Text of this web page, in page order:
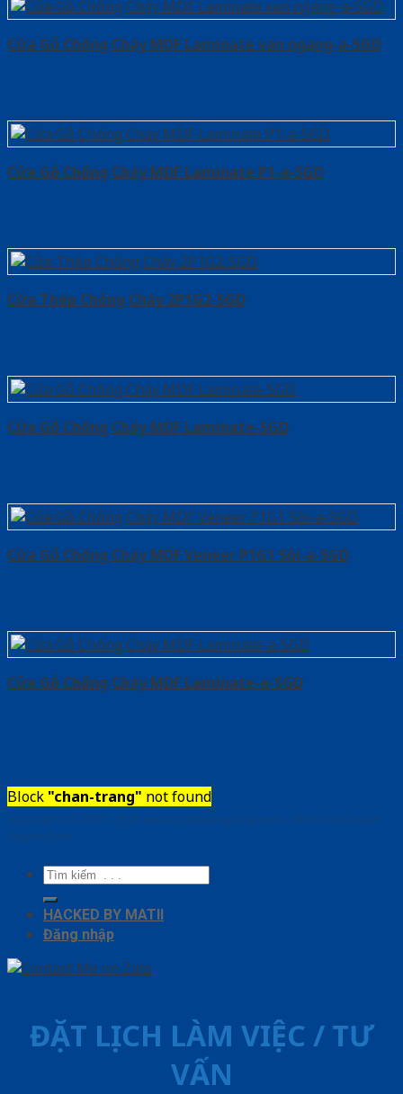
Cửa Gỗ Chống Cháy MDF Laminate van ngang-a-SGD
Cửa Gỗ Chống Cháy MDF Laminate P1-a-SGD
Cửa Thép Chống Cháy 2P1G2-SGD
Cửa Gỗ Chống Cháy MDF Laminate-SGD
Cửa Gỗ Chống Cháy MDF Veneer P1G1 Sồi-a-SGD
Cửa Gỗ Chống Cháy MDF Laminate-a-SGD
Block "chan-trang" not found
Copyright ⓒ 2010 – 2026 www.cuadepangiang.com | Đơn vị chủ quản
SaigonDoor
Tìm
kiếm:
HACKED BY MATII
Đăng nhập
ĐẶT LỊCH LÀM VIỆC / TƯ
VẤN